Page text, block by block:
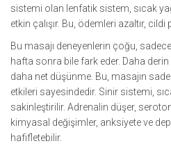
sistemi olan lenfatik sistem, sıcak
etkin çalışır. Bu, ödemleri azaltır,
Bu masajı deneyenlerin çoğu,
hafta sonra bile fark eder. Daha derin
daha net düşünme. Bu, masajın
etkileri sayesindedir. Sinir sistemi,
sakinleştirilir. Adrenalin düşer,
kimyasal değişimler, anksiyete ve
hafifletebilir.